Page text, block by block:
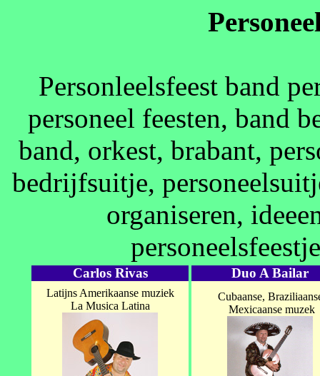
Personleelsfeest band
personeel feesten, band
band, orkest, brabant,
bedrijfsuitje,
organiseren,
Carlos Rivas
Latijns Amerikaanse muziek
La Musica Latina
Duo A Bailar
Cubaanse,
Mexicaanse muzek